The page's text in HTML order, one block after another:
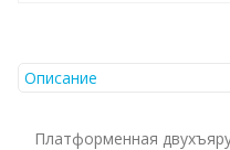
Описание
Платформенная